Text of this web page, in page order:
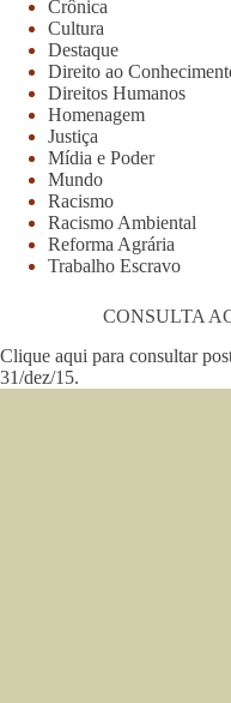
Crônica
Cultura
Destaque
Direito ao
Direitos Humanos
Homenagem
Justiça
Mídia e Poder
Mundo
Racismo
Racismo Ambiental
Reforma Agrária
Trabalho Escravo
CONSULTA
Clique aqui para consultar
31/dez/15.